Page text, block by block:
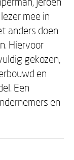
mee in
anders doen
Hiervoor
gekozen,
en
Een
en